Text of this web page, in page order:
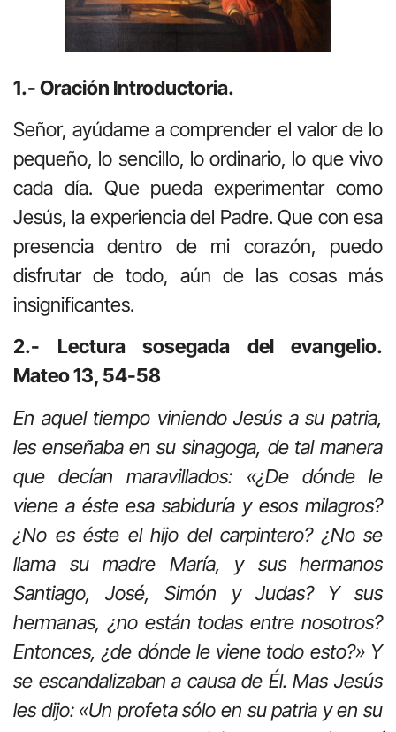
1.- Oración Introductoria.
Señor, ayúdame a comprender el valor de lo
pequeño, lo sencillo, lo ordinario, lo que vivo
cada día. Que pueda experimentar como
Jesús, la experiencia del Padre. Que con esa
presencia dentro de mi corazón, puedo
disfrutar de todo, aún de las cosas más
insignificantes.
2.- Lectura sosegada del evangelio.
Mateo 13, 54-58
En aquel tiempo viniendo Jesús a su patria,
les enseñaba en su sinagoga, de tal manera
que decían maravillados: «¿De dónde le
viene a éste esa sabiduría y esos milagros?
¿No es éste el hijo del carpintero? ¿No se
llama su madre María, y sus hermanos
Santiago, José, Simón y Judas? Y sus
hermanas, ¿no están todas entre nosotros?
Entonces, ¿de dónde le viene todo esto?» Y
se escandalizaban a causa de Él. Mas Jesús
les dijo: «Un profeta sólo en su patria y en su